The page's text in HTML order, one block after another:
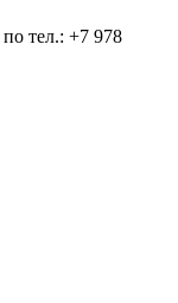
тел.: +7 978